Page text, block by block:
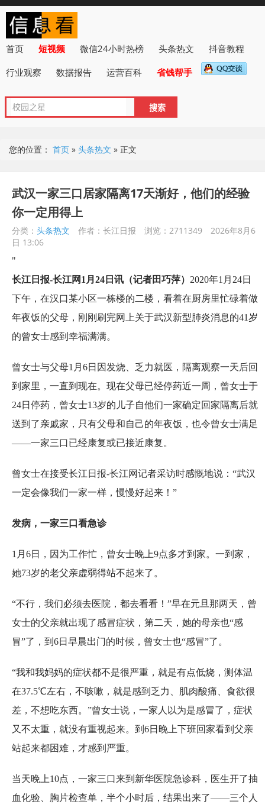
首页 短视频 微信24小时热榜 头条热文
抖音教程
行业观察
数据报告 运营百科 省钱帮手
您的位置： 首页 » 头条热文 » 正文
武汉一家三口居家隔离17天渐好，他们的经验
你一定用得上
分类： 头条热文 作者：长江日报 浏览：2711349
2026年8月6
日 13:06
"
长江日报-长江网1月24日讯（记者田巧萍） 2020年1月24日
下午，在汉口某小区一栋楼的二楼，看着在厨房里忙碌着做
年夜饭的父母，刚刚刷完网上关于武汉新型肺炎消息的41岁
的曾女士感到幸福满满。
曾女士与父母1月6日因发烧、乏力就医，隔离观察一天后回
到家里，一直到现在。现在父母已经停药近一周，曾女士于
24日停药，曾女士13岁的儿子自他们一家确定回家隔离后就
送到了亲戚家，只有父母和自己的年夜饭，也令曾女士满足
——一家三口已经康复或已接近康复。
曾女士在接受长江日报-长江网记者采访时感慨地说：“武汉
一定会像我们一家一样，慢慢好起来！”
发病，一家三口看急诊
1月6日，因为工作忙，曾女士晚上9点多才到家。一到家，
她73岁的老父亲虚弱得站不起来了。
“不行，我们必须去医院，都去看看！”早在元旦那两天，曾
女士的父亲就出现了感冒症状，第二天，她的母亲也“感
冒”了，到6日早晨出门的时候，曾女士也“感冒”了。
“我和我妈妈的症状都不是很严重，就是有点低烧，测体温
在37.5℃左右，不咳嗽，就是感到乏力、肌肉酸痛、食欲很
差，不想吃东西。”曾女士说，一家人以为是感冒了，症状
又不太重，就没有重视起来。到6日晚上下班回家看到父亲
站起来都困难，才感到严重。
当天晚上10点，一家三口来到新华医院急诊科，医生开了抽
血化验、胸片检查单，半个小时后，结果出来了——三个人